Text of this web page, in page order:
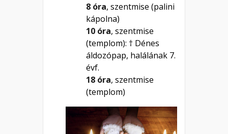
8 óra, szentmise (palini
kápolna)
10 óra, szentmise
(templom): † Dénes
áldozópap, halálának 7.
évf.
18 óra, szentmise
(templom)